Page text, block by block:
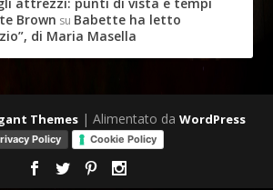
Brown su Babette ha letto
di Maria Masella
Themes| Alimentato da WordPress
Policy Cookie Policy